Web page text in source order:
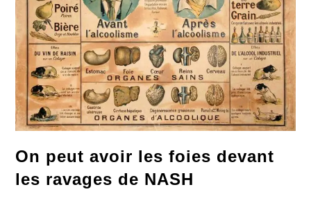
On peut avoir les foies devant
les ravages de NASH